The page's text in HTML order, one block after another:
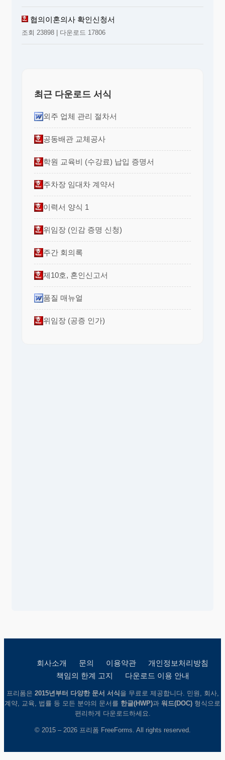
협의이혼의사 확인신청서
조회 23898 | 다운로드 17806
최근 다운로드 서식
외주 업체 관리 절차서
공동배관 교체공사
학원 교육비 (수강료) 납입 증명서
주차장 임대차 계약서
이력서 양식 1
위임장 (인감 증명 신청)
주간 회의록
제10호, 혼인신고서
품질 매뉴얼
위임장 (공증 인가)
회사소개 문의 이용약관
개인정보처리방침
책임의 한계 고지
다운로드 이용 안내
프리폼은 2015년부터 다양한 문서 서식 을 무료로 제공합니다. 민원, 회사,
계약, 교육, 법률 등 모든 분야의 문서를 한글(HWP)과 워드(DOC) 형식으로
편리하게 다운로드하세요.
© 2015 – 2026 프리폼 FreeForms. All rights reserved.